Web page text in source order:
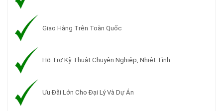
Giao Hàng Trên Toàn Quốc
Hỗ Trợ Kỹ Thuật Chuyên Nghiệp, Nhiệt Tình
Ưu Đãi Lớn Cho Đại Lý Và Dự Án